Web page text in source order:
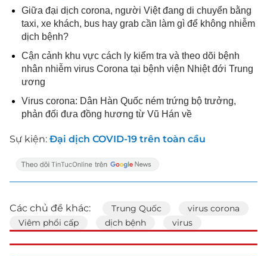
Giữa đại dịch corona, người Việt đang di chuyển bằng
taxi, xe khách, bus hay grab cần làm gì để không nhiễm
dịch bệnh?
Cận cảnh khu vực cách ly kiểm tra và theo dõi bệnh
nhân nhiễm virus Corona tại bệnh viện Nhiệt đới Trung
ương
Virus corona: Dân Hàn Quốc ném trứng bộ trưởng,
phản đối đưa đồng hương từ Vũ Hán về
Sự kiện: Đại dịch COVID-19 trên toàn cầu
Các chủ đề khác: Trung Quốc
virus corona
Viêm phổi cấp
dịch bệnh virus